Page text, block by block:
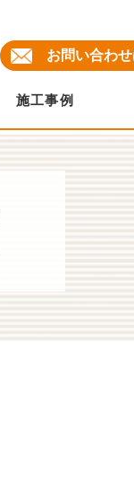
お問い合わ
施工事例